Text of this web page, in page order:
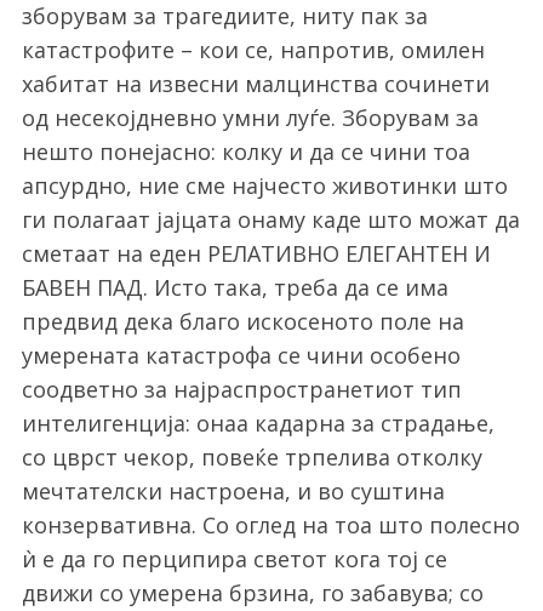
зборувам за трагедиите, ниту пак за
катастрофите – кои се, напротив, омилен
хабитат на извесни малцинства сочинети
од несекојдневно умни луѓе. Зборувам за
нешто понејасно: колку и да се чини тоа
апсурдно, ние сме најчесто животинки што
ги полагаат јајцата онаму каде што можат да
сметаат на еден РЕЛАТИВНО ЕЛЕГАНТЕН И
БАВЕН ПАД. Исто така, треба да се има
предвид дека благо искосеното поле на
умерената катастрофа се чини особено
соодветно за најраспространетиот тип
интелигенција: онаа кадарна за страдање,
со цврст чекор, повеќе трпелива отколку
мечтателски настроена, и во суштина
конзервативна. Со оглед на тоа што полесно
ѝ е да го перципира светот кога тој се
движи со умерена брзина, го забавува; со